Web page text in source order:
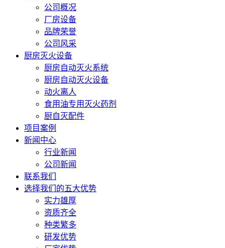
公司概况
厂房设备
品牌荣誉
公司风采
厨房灭火设备
厨房自动灭火系统
厨房自动灭火设备
动火离人
食用油专用灭火药剂
厨自灭配件
项目案例
新闻中心
行业新闻
公司新闻
联系我们
选择我们的五大优势
实力雄厚
资质齐全
种类繁多
研发优势